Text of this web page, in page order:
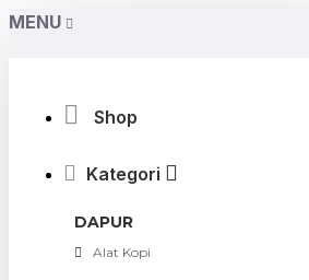
MENU
Shop
Kategori
DAPUR
Alat Kopi